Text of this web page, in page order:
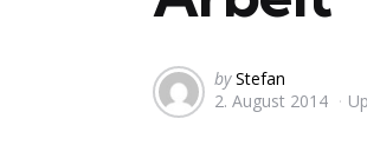
Posted
by
by Stefan
2. August 2014